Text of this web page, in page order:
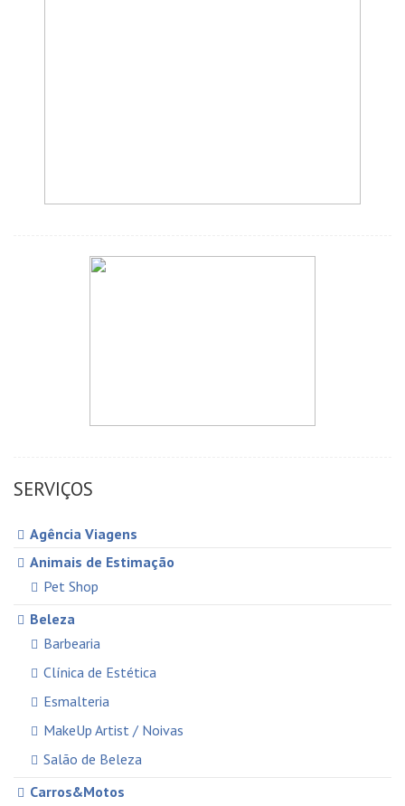
SERVIÇOS
Agência Viagens
Animais de Estimação
Pet Shop
Beleza
Barbearia
Clínica de Estética
Esmalteria
MakeUp Artist / Noivas
Salão de Beleza
Carros&Motos